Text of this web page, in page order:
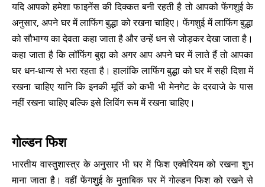
यदि आपको हमेशा फाइनेंस की दिक्कत बनी रहती है तो आपको फेंगशुई के
अनुसार, अपने घर में लाफिंग बुद्धा को रखना चाहिए। फेंगशुई में लाफिंग बुद्धा
को सौभाग्य का देवता कहा जाता है और उन्हें धन से जोड़कर देखा जाता है।
कहा जाता है कि लॉफिंग बुद्दा को अगर आप अपने घर में लाते हैं तो आपका
घर धन-धान्य से भरा रहता है। हालांकि लाफिंग बुद्धा को घर में सही दिशा में
रखना चाहिए यानि कि इनकी मूर्ति को कभी भी मेनगेट के दरवाजे के पास
नहीं रखना चाहिए बल्कि इसे लिविंग रूम में रखना चाहिए।
गोल्डन फिश
भारतीय वास्तुशास्त्र के अनुसार भी घर में फिश एक्वेरियम को रखना शुभ
माना जाता है। वहीं फेंगशुई के मुताबिक घर में गोल्डन फिश को रखने से